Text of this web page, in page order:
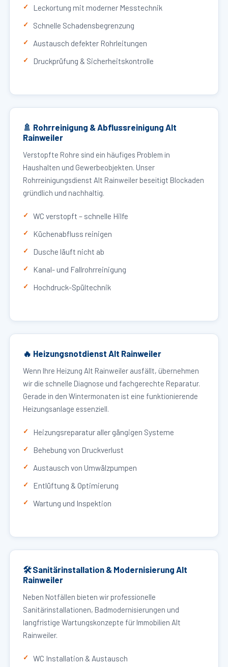
Leckortung mit moderner Messtechnik
Schnelle Schadensbegrenzung
Austausch defekter Rohrleitungen
Druckprüfung & Sicherheitskontrolle
🚿 Rohrreinigung & Abflussreinigung Alt
Rainweiler
Verstopfte Rohre sind ein häufiges Problem in
Haushalten und Gewerbeobjekten. Unser
Rohrreinigungsdienst Alt Rainweiler beseitigt Blockaden
gründlich und nachhaltig.
WC verstopft – schnelle Hilfe
Küchenabfluss reinigen
Dusche läuft nicht ab
Kanal- und Fallrohrreinigung
Hochdruck-Spültechnik
🔥 Heizungsnotdienst Alt Rainweiler
Wenn Ihre Heizung Alt Rainweiler ausfällt, übernehmen
wir die schnelle Diagnose und fachgerechte Reparatur.
Gerade in den Wintermonaten ist eine funktionierende
Heizungsanlage essenziell.
Heizungsreparatur aller gängigen Systeme
Behebung von Druckverlust
Austausch von Umwälzpumpen
Entlüftung & Optimierung
Wartung und Inspektion
🛠 Sanitärinstallation & Modernisierung Alt
Rainweiler
Neben Notfällen bieten wir professionelle
Sanitärinstallationen, Badmodernisierungen und
langfristige Wartungskonzepte für Immobilien Alt
Rainweiler.
WC Installation & Austausch